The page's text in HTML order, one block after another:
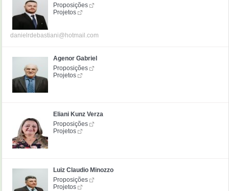
Proposições
Projetos
danielrdebastiani@hotmail.com
Agenor Gabriel
Proposições
Projetos
Eliani Kunz Verza
Proposições
Projetos
Luiz Claudio Minozzo
Proposições
Projetos